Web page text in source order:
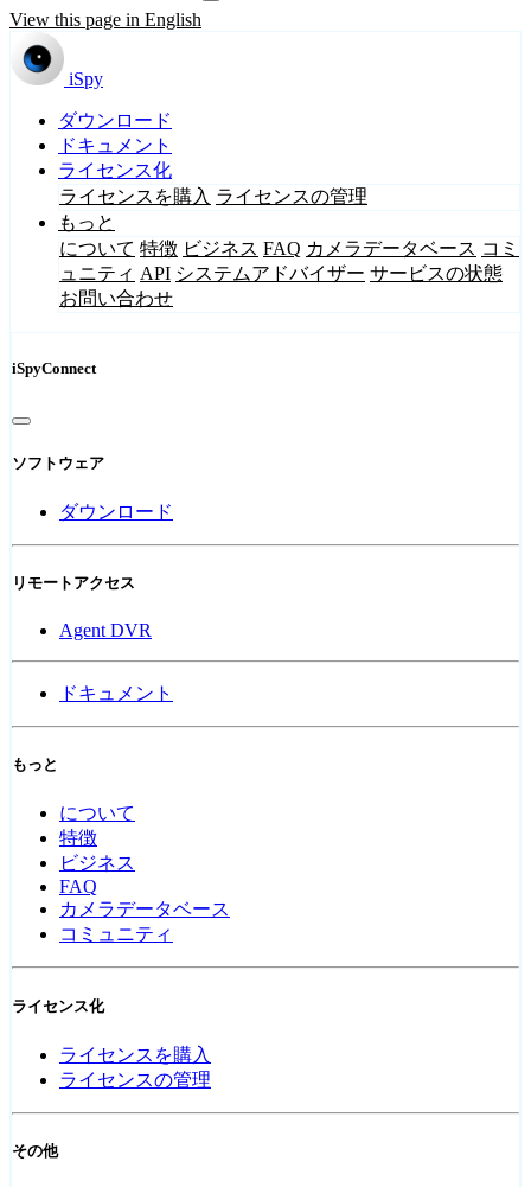
View this page in English
iSpy
ダウンロード
ドキュメント
ライセンス化
ライセンスを購入 ライセンスの管理
もっと
について 特徴 ビジネス FAQ カメラデータベース コミ
ュニティ API システムアドバイザー サービスの状態
お問い合わせ
iSpyConnect
ソフトウェア
ダウンロード
リモートアクセス
Agent DVR
ドキュメント
もっと
について
特徴
ビジネス
FAQ
カメラデータベース
コミュニティ
ライセンス化
ライセンスを購入
ライセンスの管理
その他